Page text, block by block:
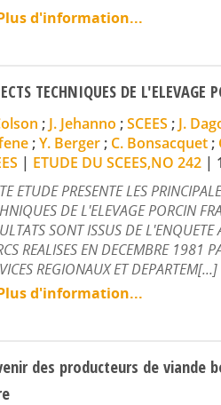
d'information...
TECHNIQUES DE L'ELEVAGE
; J. Jehanno ;SCEES ; J.
;Y. Berger; C. Bonsacquet;
| ETUDE DU SCEES,NO 242|
ETUDE PRESENTE LES
DE L'ELEVAGE PORCIN
SONT ISSUS DE L'ENQUETE
REALISES EN DECEMBRE 1981
REGIONAUX ET DEPARTEM[...]
d'information...
des producteurs de viande